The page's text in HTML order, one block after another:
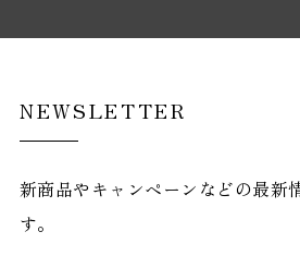
NEWSLETTER
新商品やキャンペーンなどの最新
す。